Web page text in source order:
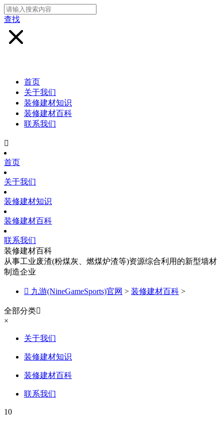
查找
首页
关于我们
装修建材知识
装修建材百科
联系我们

首页
关于我们
装修建材知识
装修建材百科
联系我们
装修建材百科
从事工业废渣(粉煤灰、燃煤炉渣等)资源综合利用的新型墙材
制造企业
 九游(NineGameSports)官网 > 装修建材百科 >
全部分类
×
关于我们
装修建材知识
装修建材百科
联系我们
10